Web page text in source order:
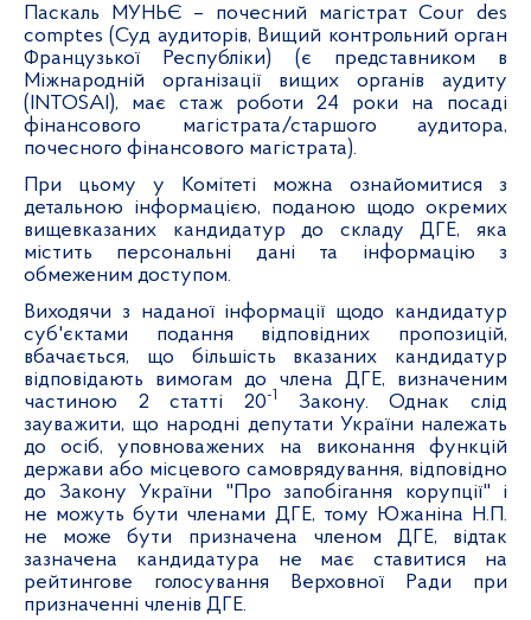
Паскаль МУНЬЄ – почесний магістрат Cour des
comptes (Суд аудиторів, Вищий контрольний орган
Французької Республіки) (є представником в
Міжнародній організації вищих органів аудиту
(INTOSAI), має стаж роботи 24 роки на посаді
фінансового магістрата/старшого аудитора,
почесного фінансового магістрата).
При цьому у Комітеті можна ознайомитися з
детальною інформацією, поданою щодо окремих
вищевказаних кандидатур до складу ДГЕ, яка
містить персональні дані та інформацію з
обмеженим доступом.
Виходячи з наданої інформації щодо кандидатур
суб'єктами подання відповідних пропозицій,
вбачається, що більшість вказаних кандидатур
відповідають вимогам до члена ДГЕ, визначеним
частиною 2 статті 20-1 Закону. Однак слід
зауважити, що народні депутати України належать
до осіб, уповноважених на виконання функцій
держави або місцевого самоврядування, відповідно
до Закону України "Про запобігання корупції" і
не можуть бути членами ДГЕ, тому Южаніна Н.П.
не може бути призначена членом ДГЕ, відтак
зазначена кандидатура не має ставитися на
рейтингове голосування Верховної Ради при
призначенні членів ДГЕ.